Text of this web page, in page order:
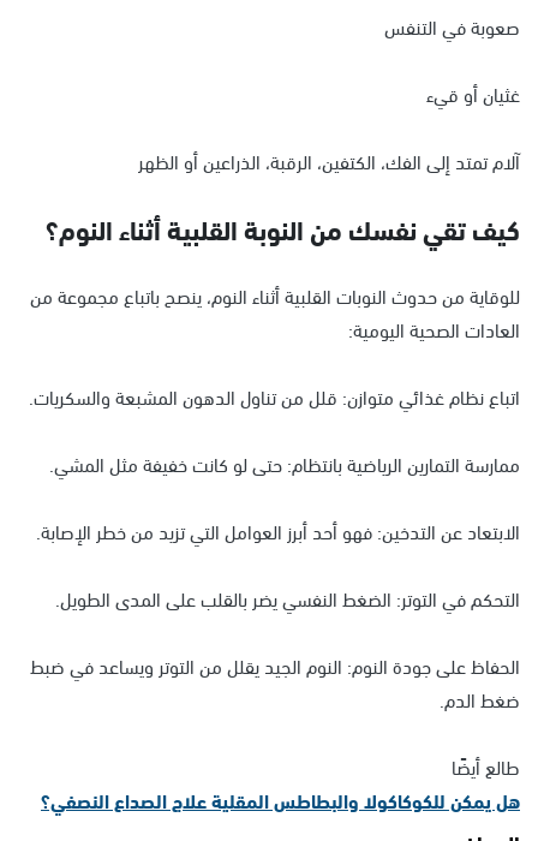
صعوبة في التنفس
غثيان أو قيء
آلام تمتد إلى الفك، الكتفين، الرقبة، الذراعين أو الظهر
كيف تقي نفسك من النوبة القلبية أثناء النوم؟
للوقاية من حدوث النوبات القلبية أثناء النوم، ينصح باتباع مجموعة من
العادات الصحية اليومية:
اتباع نظام غذائي متوازن: قلل من تناول الدهون المشبعة والسكريات.
ممارسة التمارين الرياضية بانتظام: حتى لو كانت خفيفة مثل المشي.
الابتعاد عن التدخين: فهو أحد أبرز العوامل التي تزيد من خطر الإصابة.
التحكم في التوتر: الضغط النفسي يضر بالقلب على المدى الطويل.
الحفاظ على جودة النوم: النوم الجيد يقلل من التوتر ويساعد في ضبط
ضغط الدم.
طالع أيضًا
هل يمكن للكوكاكولا والبطاطس المقلية علاج الصداع النصفي؟